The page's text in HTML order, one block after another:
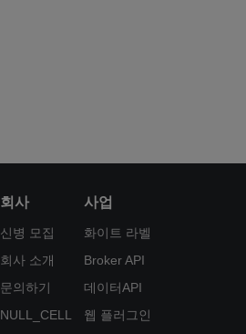
회사
신병 모집
회사 소개
문의하기
NULL_CELL
사업
화이트 라벨
Broker API
데이터API
웹 플러그인